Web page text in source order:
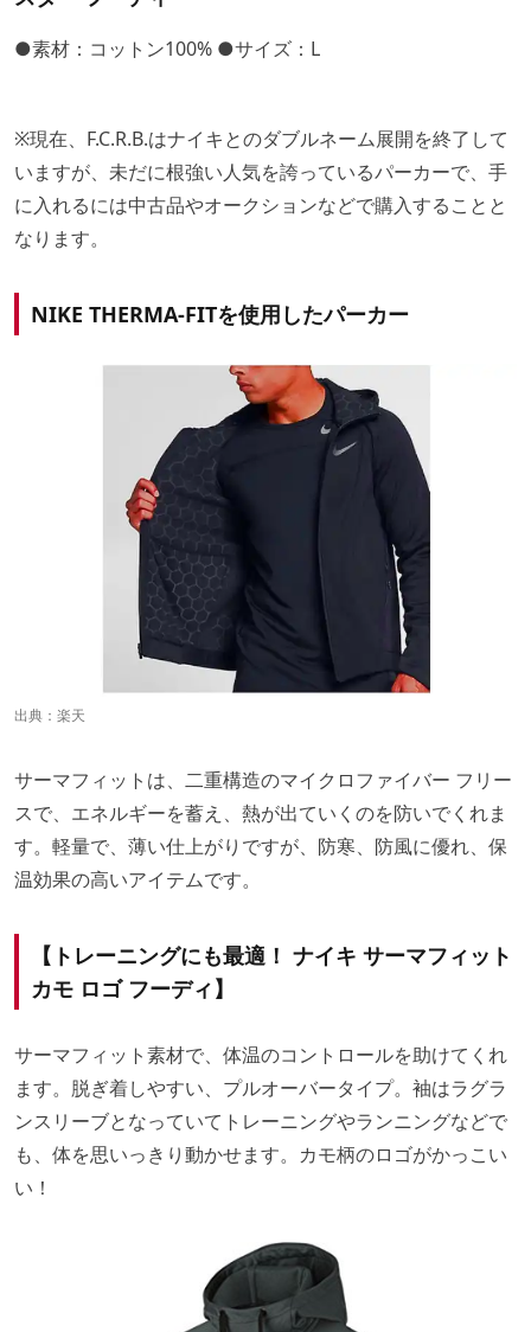
●素材：コットン100% ●サイズ：L
※現在、F.C.R.B.はナイキとのダブルネーム展開を終了して
いますが、未だに根強い人気を誇っているパーカーで、手
に入れるには中古品やオークションなどで購入することと
なります。
NIKE THERMA-FITを使用したパーカー
出典： 楽天
サーマフィットは、二重構造のマイクロファイバー フリー
スで、エネルギーを蓄え、熱が出ていくのを防いでくれま
す。軽量で、薄い仕上がりですが、防寒、防風に優れ、保
温効果の高いアイテムです。
【トレーニングにも最適！ ナイキ サーマフィット
カモ ロゴ フーディ】
サーマフィット素材で、体温のコントロールを助けてくれ
ます。脱ぎ着しやすい、プルオーバータイプ。袖はラグラ
ンスリーブとなっていてトレーニングやランニングなどで
も、体を思いっきり動かせます。カモ柄のロゴがかっこい
い！